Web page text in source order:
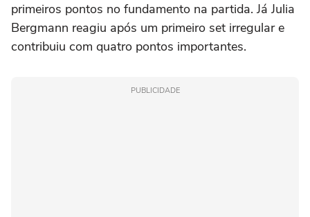
primeiros pontos no fundamento na partida. Já Julia
Bergmann reagiu após um primeiro set irregular e
contribuiu com quatro pontos importantes.
PUBLICIDADE